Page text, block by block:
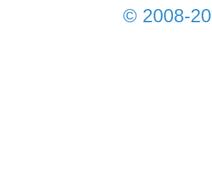
© 2008-